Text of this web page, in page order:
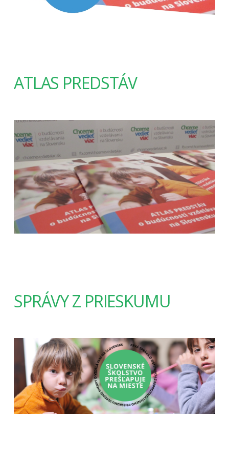
ATLAS PREDSTÁV
SPRÁVY Z PRIESKUMU